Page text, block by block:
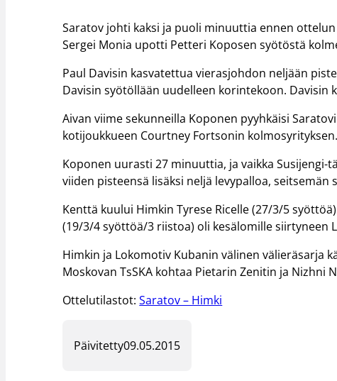
Saratov johti kaksi ja puoli minuuttia ennen
Sergei Monia upotti Petteri Koposen syötöstä
Paul Davisin kasvatettua vierasjohdon neljään
Davisin syötöllään uudelleen korintekoon. Davisin
Aivan viime sekunneilla Koponen pyyhkäisi
kotijoukkueen Courtney Fortsonin kolmosyrityksen.
Koponen uurasti 27 minuuttia, ja vaikka
viiden pisteensä lisäksi neljä levypalloa, seitsemän
Kenttä kuului Himkin Tyrese Ricelle (27/3/5
(19/3/4 syöttöä/3 riistoa) oli kesälomille siirtyneen
Himkin ja Lokomotiv Kubanin välinen välieräsarja
Moskovan TsSKA kohtaa Pietarin Zenitin ja
Ottelutilastot:Saratov – Himki
Päivitetty09.05.2015